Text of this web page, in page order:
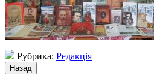
Рубрика: Редакція